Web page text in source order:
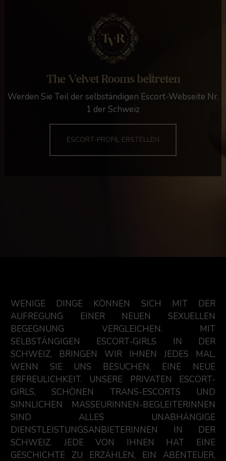
The Velvet Rooms beitreten
Werden Sie Teil der selbständigen Escort-Webseite Nr.
1 der Schweiz
ESCORT-PROFIL ERSTELLEN
WENIGE DINGE KÖNNEN SICH MIT DER
AUFREGUNG EINER NEUEN SEXUELLEN
BEGEGNUNG VERGLEICHEN. MIT
SELBSTÄNGIGEN ESCORT-GIRLS IN DER
SCHWEIZ, BRINGEN WIR IHNEN JEDES MAL,
WENN SIE UNS BESUCHEN, EINE NEUE
ERFREULICHKEIT. UNSERE PRIVATEN ESCORT-
GIRLS, SCHÖNEN TRANS-ESCORTS UND
SINNLICHEN MASSEURINNEN-BEGLEITERINNEN
SIND ALLES UNABHÄNGIGE
DIENSTLEISTUNGSANBIETERINNEN IN DER
SCHWEIZ. JEDE VON IHNEN HAT EINE
GESCHICHTE ZU ERZÄHLEN, EIN ABENTEUER,